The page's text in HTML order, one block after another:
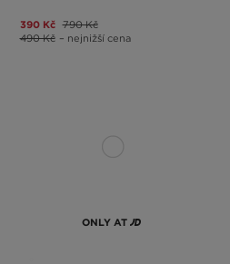
390 Kč 790 Kč
490 Kč – nejnižší cena
ONLY AT